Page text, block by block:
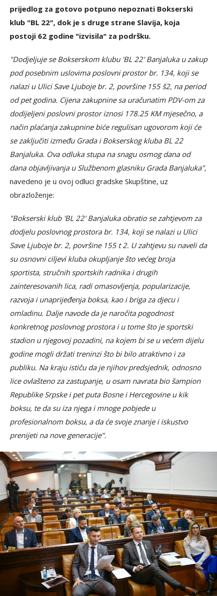
prijedlog za gotovo potpuno nepoznati Bokserski
klub "BL 22", dok je s druge strane Slavija, koja
postoji 62 godine "izvisila" za podršku.
"Dodjeljuje se Bokserskom klubu 'BL 22' Banjaluka u zakup
pod posebnim uslovima poslovni prostor br. 134, koji se
nalazi u Ulici Save Ljuboje br. 2, površine 155 š2, na period
od pet godina. Cijena zakupnine sa uračunatim PDV-om za
dodijeljeni poslovni prostor iznosi 178.25 KM mjesečno, a
način plaćanja zakupnine biće regulisan ugovorom koji će
se zaključiti između Grada i Bokserskog kluba BL 22
Banjaluka. Ova odluka stupa na snagu osmog dana od
dana objavljivanja u Službenom glasniku Grada Banjaluka",
navedeno je u ovoj odluci gradske Skupštine, uz
obrazloženje:
"Bokserski klub 'BL 22' Banjaluka obratio se zahtjevom za
dodjelu poslovnog prostora br. 134, koji se nalazi u Ulici
Save Ljuboje br. 2, površine 155 t 2. U zahtjevu su naveli da
su osnovni ciljevi kluba okupljanje što većeg broja
sportista, stručnih sportskih radnika i drugih
zainteresovanih lica, radi omasovljenja, popularizacije,
razvoja i unaprijeđenja boksa, kao i briga za djecu i
omladinu. Dalje navode da je naročita pogodnost
konkretnog poslovnog prostora i u tome što je sportski
stadion u njegovoj pozadini, na kojem bi se u većem dijelu
godine mogli držati treninzi što bi bilo atraktivno i za
publiku. Na kraju ističu da je njihov predsjednik, odnosno
lice ovlašteno za zastupanje, u osam navrata bio šampion
Republike Srpske i pet puta Bosne i Hercegovine u kik
boksu, te da su iza njega i mnoge pobjede u
profesionalnom boksu, a da će svoje znanje i iskustvo
prenijeti na nove generacije".